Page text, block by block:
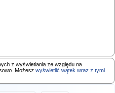
z wyświetlania ze względu na
Możeszwyświetlić wątek wraz z tymi